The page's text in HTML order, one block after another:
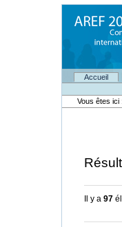
Accueil
Outils
personnels
Vous êtes ici :
Il y a 97